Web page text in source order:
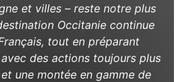
et villes – reste notre plus
Occitanie continue
tout en préparant
des actions toujours plus
une montée en gamme de